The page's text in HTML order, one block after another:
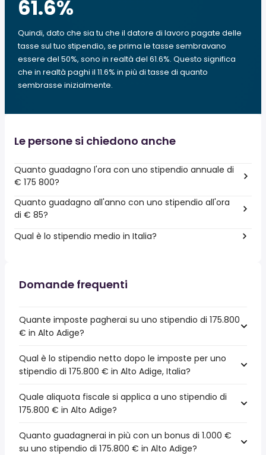
61.6%
Quindi, dato che sia tu che il datore di lavoro pagate delle
tasse sul tuo stipendio, se prima le tasse sembravano
essere del 50%, sono in realtà del 61.6%. Questo significa
che in realtà paghi il 11.6% in più di tasse di quanto
sembrasse inizialmente.
Le persone si chiedono anche
Quanto guadagno l'ora con uno stipendio annuale di
€ 175 800?
Quanto guadagno all'anno con uno stipendio all'ora
di € 85?
Qual è lo stipendio medio in Italia?
Domande frequenti
Quante imposte pagherai su uno stipendio di 175.800
€ in Alto Adige?
Qual è lo stipendio netto dopo le imposte per uno
stipendio di 175.800 € in Alto Adige, Italia?
Quale aliquota fiscale si applica a uno stipendio di
175.800 € in Alto Adige?
Quanto guadagnerai in più con un bonus di 1.000 €
su uno stipendio di 175.800 € in Alto Adige?